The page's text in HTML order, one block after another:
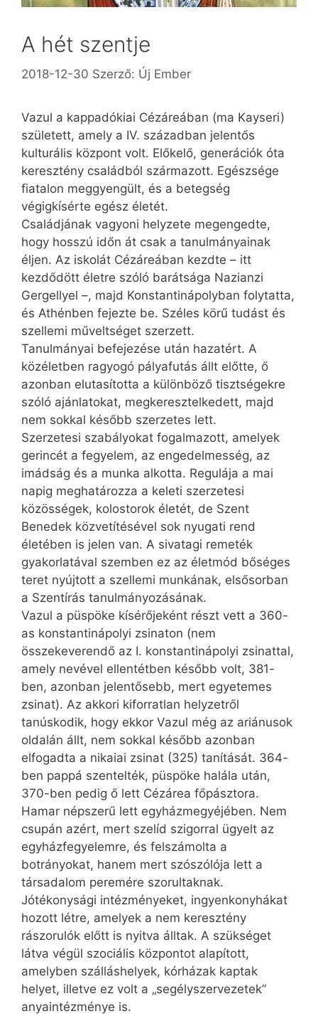
A hét szentje
2018-12-30 Szerző: Új Ember
Vazul a kappadókiai Cézáreában (ma Kayseri)
született, amely a IV. században jelentős
kulturális központ volt. Előkelő, generációk óta
keresztény családból származott. Egészsége
fiatalon meggyengült, és a betegség
végigkísérte egész életét.
Családjának vagyoni helyzete megengedte,
hogy hosszú időn át csak a tanulmányainak
éljen. Az iskolát Cézáreában kezdte – itt
kezdődött életre szóló barátsága Nazianzi
Gergellyel –, majd Konstantinápolyban folytatta,
és Athénben fejezte be. Széles körű tudást és
szellemi műveltséget szerzett.
Tanulmányai befejezése után hazatért. A
közéletben ragyogó pályafutás állt előtte, ő
azonban elutasította a különböző tisztségekre
szóló ajánlatokat, megkeresztelkedett, majd
nem sokkal később szerzetes lett.
Szerzetesi szabályokat fogalmazott, amelyek
gerincét a fegyelem, az engedelmesség, az
imádság és a munka alkotta. Regulája a mai
napig meghatározza a keleti szerzetesi
közösségek, kolostorok életét, de Szent
Benedek közvetítésével sok nyugati rend
életében is jelen van. A sivatagi remeték
gyakorlatával szemben ez az életmód bőséges
teret nyújtott a szellemi munkának, elsősorban
a Szentírás tanulmányozásának.
Vazul a püspöke kísérőjeként részt vett a 360-
as konstantinápolyi zsinaton (nem
összekeverendő az I. konstantinápolyi zsinattal,
amely nevével ellentétben később volt, 381-
ben, azonban jelentősebb, mert egyetemes
zsinat). Az akkori kiforratlan helyzetről
tanúskodik, hogy ekkor Vazul még az ariánusok
oldalán állt, nem sokkal később azonban
elfogadta a nikaiai zsinat (325) tanítását. 364-
ben pappá szentelték, püspöke halála után,
370-ben pedig ő lett Cézárea főpásztora.
Hamar népszerű lett egyházmegyéjében. Nem
csupán azért, mert szelíd szigorral ügyelt az
egyházfegyelemre, és felszámolta a
botrányokat, hanem mert szószólója lett a
társadalom peremére szorultaknak.
Jótékonysági intézményeket, ingyenkonyhákat
hozott létre, amelyek a nem keresztény
rászorulók előtt is nyitva álltak. A szükséget
látva végül szociális központot alapított,
amelyben szálláshelyek, kórházak kaptak
helyet, illetve ez volt a „segélyszervezetek”
anyaintézménye is.